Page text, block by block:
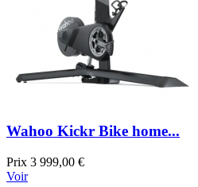
Wahoo Kickr Bike home...
Prix 3 999,00 €
Voir